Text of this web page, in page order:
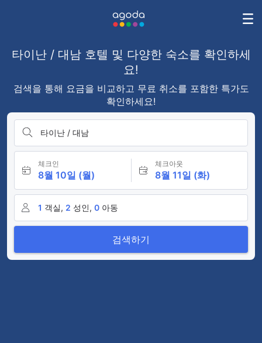
타이난 / 대남 호텔 및 다양한 숙소를 확인하세
요!
검색을 통해 요금을 비교하고 무료 취소를 포함한 특가도
확인하세요!
타이난 / 대남
체크인
8월 10일 (월)
체크아웃
8월 11일 (화)
1 객실, 2 성인, 0 아동
검색하기